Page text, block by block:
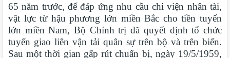
65 năm trước, để đáp ứng nhu cầu chi viện nhân tài,
vật lực từ hậu phương lớn miền Bắc cho tiền tuyến
lớn miền Nam, Bộ Chính trị đã quyết định tổ chức
tuyến giao liên vận tải quân sự trên bộ và trên biển.
Sau một thời gian gấp rút chuẩn bị, ngày 19/5/1959,